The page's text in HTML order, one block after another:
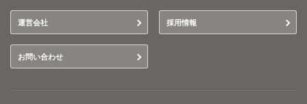
運営会社 採用情報
お問い合わせ